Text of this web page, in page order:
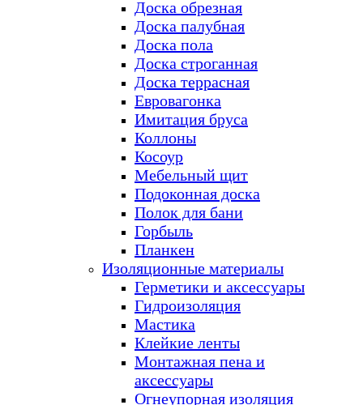
Доска обрезная
Доска палубная
Доска пола
Доска строганная
Доска террасная
Евровагонка
Имитация бруса
Коллоны
Косоур
Мебельный щит
Подоконная доска
Полок для бани
Горбыль
Планкен
Изоляционные материалы
Герметики и аксессуары
Гидроизоляция
Мастика
Клейкие ленты
Монтажная пена и
аксессуары
Огнеупорная изоляция